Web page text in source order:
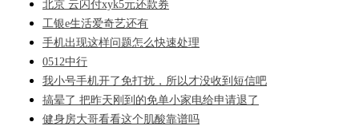
北京 云闪付xyk5元还款券
工银e生活爱奇艺还有
手机出现这样问题怎么快速处理
0512中行
我小号手机开了免打扰，所以才没收到短信吧
搞晕了 把昨天刚到的免单小家电给申请退了
健身房大哥看看这个肌酸靠谱吗